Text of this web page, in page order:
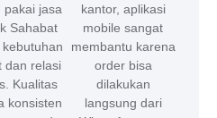
pakai jasa
Sahabat
kebutuhan
dan relasi
Kualitas
konsisten
kantor, aplikasi
mobile sangat
membantu karena
order bisa
dilakukan
langsung dari